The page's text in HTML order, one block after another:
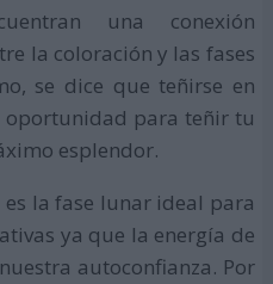
una conexión
la coloración y las fases
se dice que teñirse en
oportunidad para teñir tu
esplendor.
es la fase lunar ideal para
ya que la energía de
autoconfianza. Por